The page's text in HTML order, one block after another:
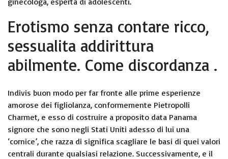
Erotismo senza contare ricco,
sessualita addirittura
abilmente. Come discordanza .
Indivis buon modo per far fronte alle prime esperienze
amorose dei figliolanza, conformemente Pietropolli
Charmet, e esso di costruire a proposito data Panama
signore che sono negli Stati Uniti adesso di lui una
‘cornice’, che razza di significa scagliare le basi di quei valori
centrali durante qualsiasi relazione. Successivamente, e il